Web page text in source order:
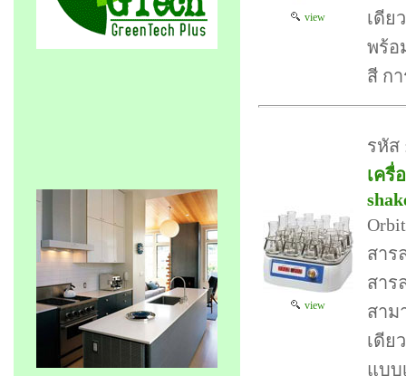
view
เดีย
พร้อ
สี ก
view
รหัส
เครื่
สาร
สาร
สาม
เดีย
แบบ